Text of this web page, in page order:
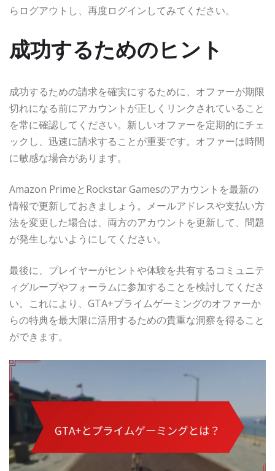
らログアウトし、再度ログインしてみてください。
成功するためのヒント
成功するための請求を確実にするために、オファーが期限
切れになる前にアカウントが正しくリンクされていること
を常に確認してください。新しいオファーを定期的にチェ
ックし、迅速に請求することが重要です。オファーは時間
に敏感な場合があります。
Amazon PrimeとRockstar Gamesのアカウントを最新の
情報で更新しておきましょう。メールアドレスや支払い方
法を変更した場合は、両方のアカウントを更新して、問題
が発生しないようにしてください。
最後に、プレイヤーがヒントや体験を共有するコミュニテ
ィグループやフォーラムに参加することを検討してくださ
い。これにより、GTA+プライムゲーミングのオファーか
らの特典を最大限に活用するための貴重な洞察を得ること
ができます。